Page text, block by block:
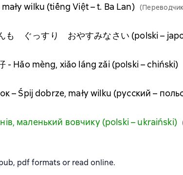
wilku (tiếng Việt – t. Ba Lan)
も ぐっすり おやすみなさい (polski –
- Hǎo mèng, xiǎo láng zǎi (polski – chiński)
– Śpij dobrze, mały wilku (русский –
маленький вовчикy (polski – ukraiński)
pdf formats or read online.